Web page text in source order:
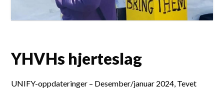
YHVHs hjerteslag
UNIFY-oppdateringer – Desember/januar 2024, Tevet